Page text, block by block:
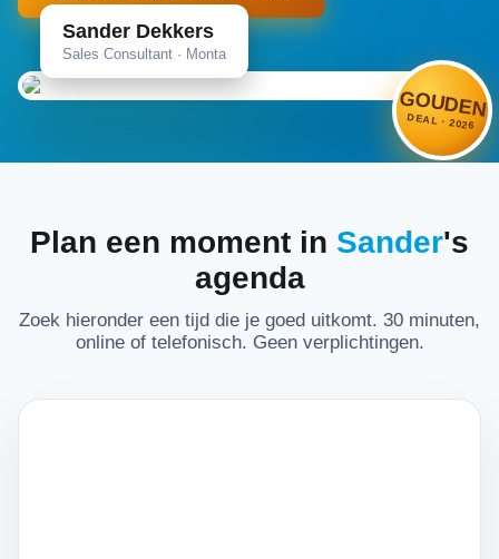
GOUDEN
DEAL · 2026
Sander Dekkers
Sales Consultant · Monta
Plan een moment in Sander's
agenda
Zoek hieronder een tijd die je goed uitkomt. 30 minuten,
online of telefonisch. Geen verplichtingen.